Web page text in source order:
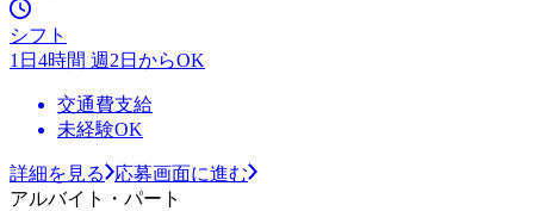
シフト
1日4時間 週2日からOK
交通費支給
未経験OK
詳細を見る
応募画面に進む
アルバイト・パート